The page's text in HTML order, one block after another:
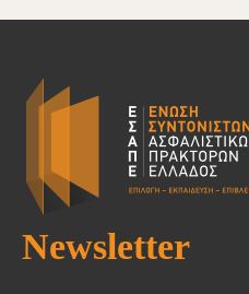
Newsletter